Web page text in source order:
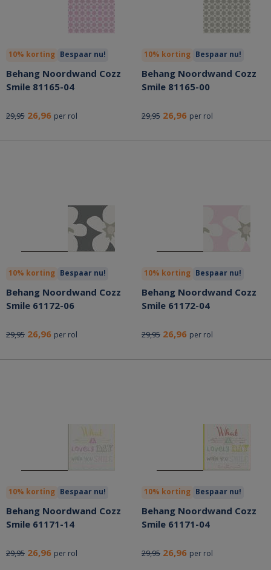
10% korting Bespaar nu!
Behang Noordwand Cozz
Smile 81165-04
29,95 26,96 per rol
10% korting Bespaar nu!
Behang Noordwand Cozz
Smile 81165-00
29,95 26,96 per rol
10% korting Bespaar nu!
Behang Noordwand Cozz
Smile 61172-06
29,95 26,96 per rol
10% korting Bespaar nu!
Behang Noordwand Cozz
Smile 61172-04
29,95 26,96 per rol
10% korting Bespaar nu!
Behang Noordwand Cozz
Smile 61171-14
29,95 26,96 per rol
10% korting Bespaar nu!
Behang Noordwand Cozz
Smile 61171-04
29,95 26,96 per rol